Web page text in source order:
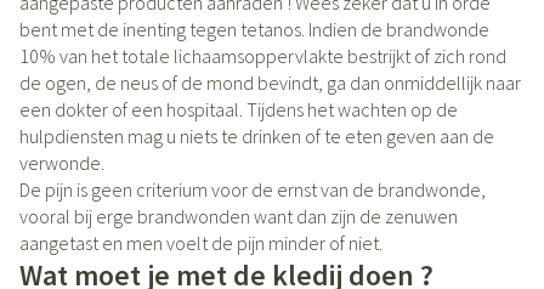
bent met de inenting tegen tetanos. Indien de brandwonde
10% van het totale lichaamsoppervlakte bestrijkt of zich rond
de ogen, de neus of de mond bevindt, ga dan onmiddellijk naar
een dokter of een hospitaal. Tijdens het wachten op de
hulpdiensten mag u niets te drinken of te eten geven aan de
verwonde.
De pijn is geen criterium voor de ernst van de brandwonde,
vooral bij erge brandwonden want dan zijn de zenuwen
aangetast en men voelt de pijn minder of niet.
Wat moet je met de kledij doen ?